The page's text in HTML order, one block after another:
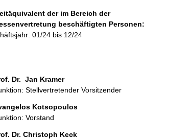
der im Bereich der
beschäftigten Personen:
01/24 bis 12/24
Dr.  Jan Kramer
Stellvertretender Vorsitzender
Kotsopoulos
Vorstand
Dr. Christoph Keck